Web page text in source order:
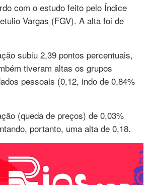
com o estudo feito pelo Índice
Vargas (FGV). A alta foi de
subiu 2,39 pontos percentuais,
tiveram altas os grupos
pessoais (0,12, indo de 0,84%
(queda de preços) de 0,03%
portanto, uma alta de 0,18.